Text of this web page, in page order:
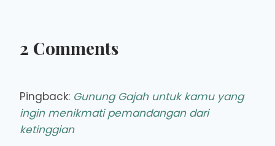
2 Comments
Pingback: Gunung Gajah untuk kamu yang
ingin menikmati pemandangan dari
ketinggian